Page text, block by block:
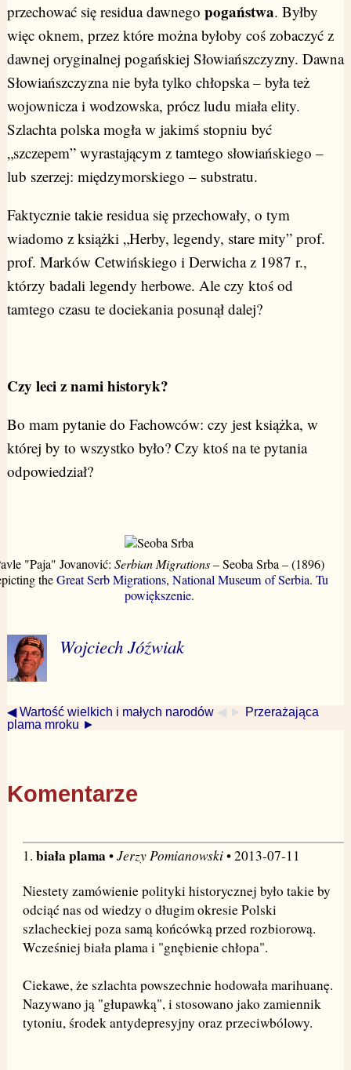
przechować się residua dawnego pogaństwa. Byłby
więc oknem, przez które można byłoby coś zobaczyć z
dawnej oryginalnej pogańskiej Słowiańszczyzny. Dawna
Słowiańszczyzna nie była tylko chłopska – była też
wojownicza i wodzowska, prócz ludu miała elity.
Szlachta polska mogła w jakimś stopniu być
„szczepem” wyrastającym z tamtego słowiańskiego –
lub szerzej: międzymorskiego – substratu.
Faktycznie takie residua się przechowały, o tym
wiadomo z książki „Herby, legendy, stare mity” prof.
prof. Marków Cetwińskiego i Derwicha z 1987 r.,
którzy badali legendy herbowe. Ale czy ktoś od
tamtego czasu te dociekania posunął dalej?
Czy leci z nami historyk?
Bo mam pytanie do Fachowców: czy jest książka, w
której by to wszystko było? Czy ktoś na te pytania
odpowiedział?
"Paja" Jovanović: Serbian Migrations– Seoba Srba – (1896)
theGreat Serb Migrations, National Museum of Serbia. Tu
powiększenie.
Wojciech Jóźwiak
◀ Wartość wielkich i małych narodów ◀ ► Przerażająca
plama mroku ►
Komentarze
1. biała plama •Jerzy Pomianowski• 2013-07-11
Niestety zamówienie polityki historycznej było takie by
odciąć nas od wiedzy o długim okresie Polski
szlacheckiej poza samą końcówką przed rozbiorową.
Wcześniej biała plama i "gnębienie chłopa".
Ciekawe, że szlachta powszechnie hodowała marihuanę.
Nazywano ją "głupawką", i stosowano jako zamiennik
tytoniu, środek antydepresyjny oraz przeciwbólowy.